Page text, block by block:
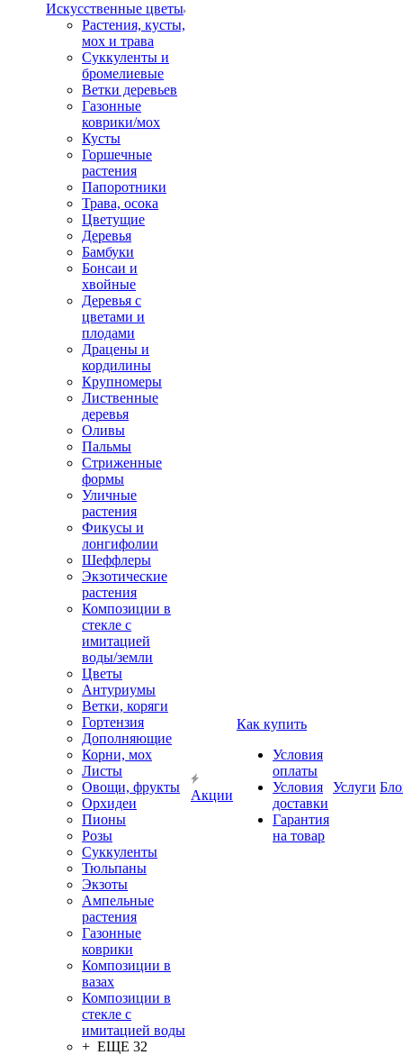
Искусственные цветы
Растения, кусты,
мох и трава
Суккуленты и
бромелиевые
Ветки деревьев
Газонные
коврики/мох
Кусты
Горшечные
растения
Папоротники
Трава, осока
Цветущие
Деревья
Бамбуки
Бонсаи и
хвойные
Деревья с
цветами и
плодами
Драцены и
кордилины
Крупномеры
Лиственные
деревья
Оливы
Пальмы
Стриженные
формы
Уличные
растения
Фикусы и
лонгифолии
Шеффлеры
Экзотические
растения
Композиции в
стекле с
имитацией
воды/земли
Цветы
Антуриумы
Ветки, коряги
Гортензия
Дополняющие
Корни, мох
Листы
Овощи, фрукты
Орхидеи
Пионы
Розы
Суккуленты
Тюльпаны
Экзоты
Ампельные
растения
Газонные
коврики
Композиции в
вазах
Композиции в
стекле с
имитацией воды
+ ЕЩЕ 32
Акции
Как купить
Условия
оплаты
Условия
доставки
Гарантия
на товар
Услуги